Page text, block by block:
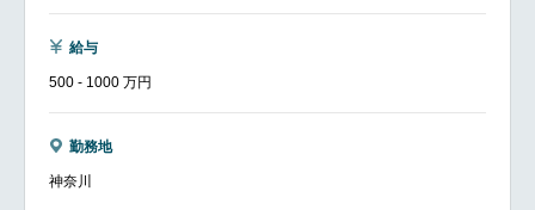
給与
500 - 1000 万円
勤務地
神奈川